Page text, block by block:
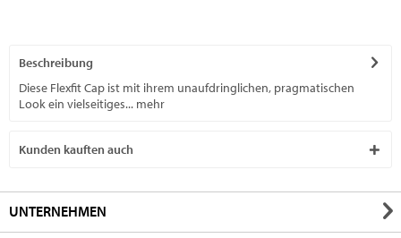
Beschreibung
Diese Flexfit Cap ist mit ihrem unaufdringlichen, pragmatischen
Look ein vielseitiges... mehr
Kunden kauften auch
UNTERNEHMEN